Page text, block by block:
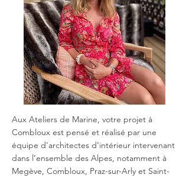
Aux Ateliers de Marine, votre projet à
Combloux est pensé et réalisé par une
équipe d’architectes d’intérieur intervenant
dans l’ensemble des Alpes, notamment à
Megève, Combloux, Praz-sur-Arly et Saint-